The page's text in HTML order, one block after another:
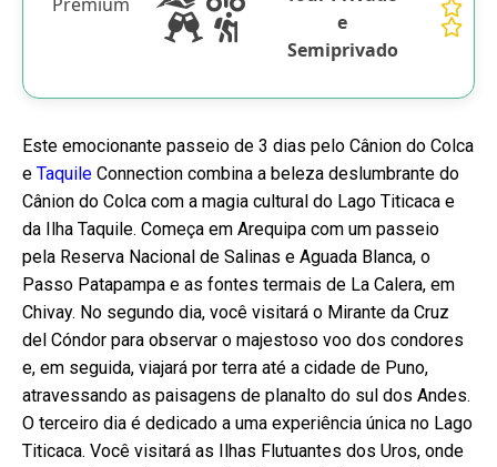
e
Semiprivado
Este emocionante passeio de 3 dias pelo Cânion do Colca
e Taquile Connection combina a beleza deslumbrante do
Cânion do Colca com a magia cultural do Lago Titicaca e
da Ilha Taquile. Começa em Arequipa com um passeio
pela Reserva Nacional de Salinas e Aguada Blanca, o
Passo Patapampa e as fontes termais de La Calera, em
Chivay. No segundo dia, você visitará o Mirante da Cruz
del Cóndor para observar o majestoso voo dos condores
e, em seguida, viajará por terra até a cidade de Puno,
atravessando as paisagens de planalto do sul dos Andes.
O terceiro dia é dedicado a uma experiência única no Lago
Titicaca. Você visitará as Ilhas Flutuantes dos Uros, onde